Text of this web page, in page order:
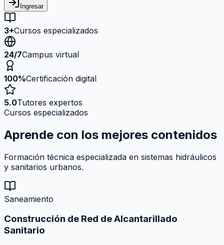
Ingresar
3+Cursos especializados
24/7Campus virtual
100%Certificación digital
5.0Tutores expertos
Cursos especializados
Aprende con los mejores contenidos
Formación técnica especializada en sistemas hidráulicos
y sanitarios urbanos.
Saneamiento
Construcción de Red de Alcantarillado
Sanitario